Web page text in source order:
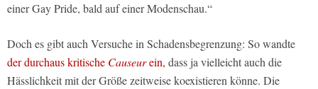
einer Gay Pride, bald auf einer Modenschau.“
Doch es gibt auch Versuche in Schadensbegrenzung: So wandte
der durchaus kritische Causeurein, dass ja vielleicht auch die
Hässlichkeit mit der Größe zeitweise koexistieren könne. Die